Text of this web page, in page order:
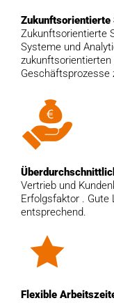
Zukunftsorientierte
Zukunftsorientierte
Systeme und
Geschäftsprozesse
Vertrieb und
Erfolgsfaktor . Gute
entsprechend.
Flexible